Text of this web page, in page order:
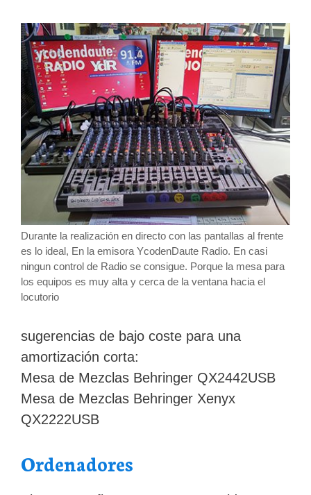
Durante la realización en directo con las pantallas al frente
es lo ideal, En la emisora YcodenDaute Radio. En casi
ningun control de Radio se consigue. Porque la mesa para
los equipos es muy alta y cerca de la ventana hacia el
locutorio
sugerencias de bajo coste para una
amortización corta:
Mesa de Mezclas Behringer QX2442USB
Mesa de Mezclas Behringer Xenyx
QX2222USB
Ordenadores